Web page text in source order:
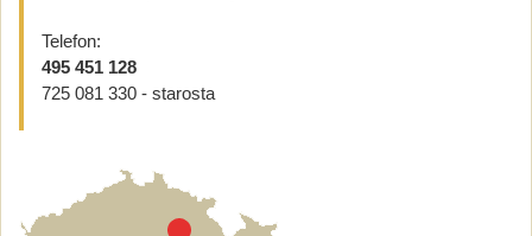
Telefon:
495 451 128
725 081 330 - starosta